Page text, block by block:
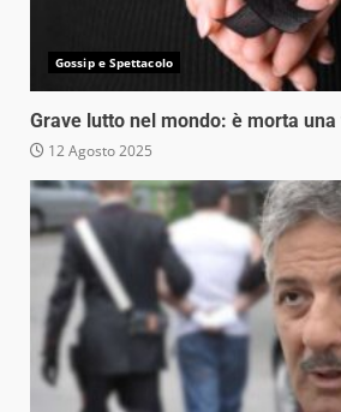
Gossip e Spettacolo
Grave lutto nel mondo: è morta
12 Agosto 2025